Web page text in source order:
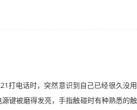
打电话时，突然意识到自己已经很久没用
键被磨得发亮，手指触碰时有种熟悉的触